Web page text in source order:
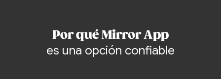
Por qué Mirror App
es una opción confiable